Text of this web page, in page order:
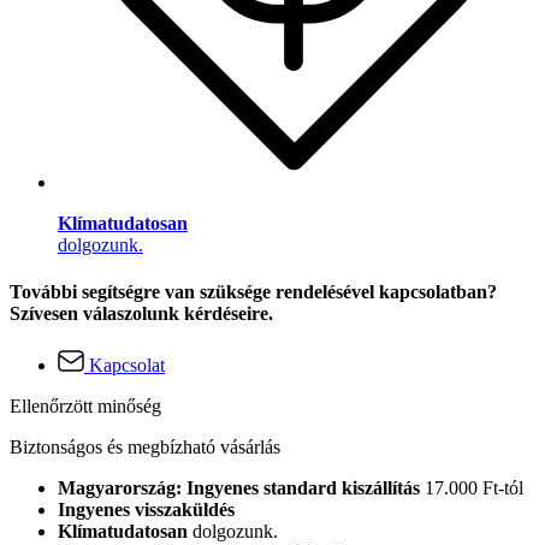
Klímatudatosan
dolgozunk.
További segítségre van szüksége rendelésével kapcsolatban?
Szívesen válaszolunk kérdéseire.
Kapcsolat
Ellenőrzött minőség
Biztonságos és megbízható vásárlás
Magyarország: Ingyenes standard kiszállítás 17.000 Ft-tól
Ingyenes visszaküldés
Klímatudatosan dolgozunk.